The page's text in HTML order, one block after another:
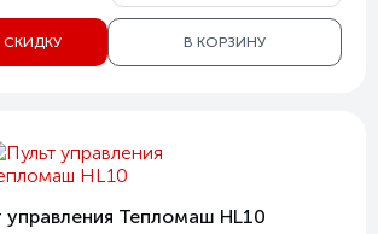
В КОРЗИНУ
управления Тепломаш HL10